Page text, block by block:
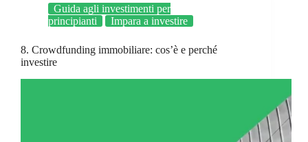
Guida agli investimenti per
principianti
Impara a investire
8. Crowdfunding immobiliare: cos’è e perché
investire